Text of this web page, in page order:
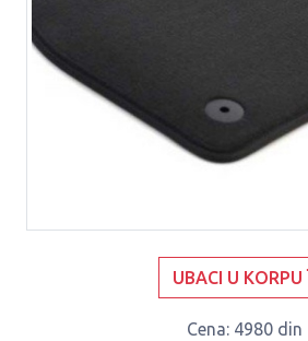
UBACI U KORPU
Cena: 4980 din